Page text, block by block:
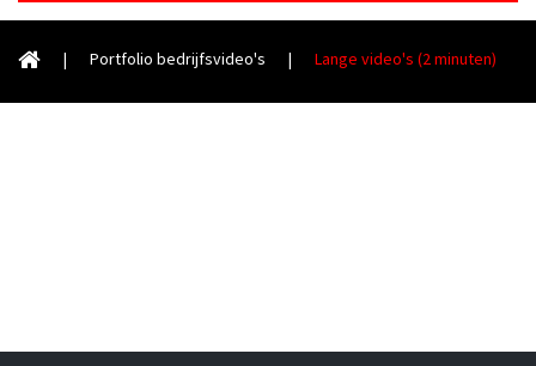
| Portfolio bedrijfsvideo's | Lange video's (2 minuten)